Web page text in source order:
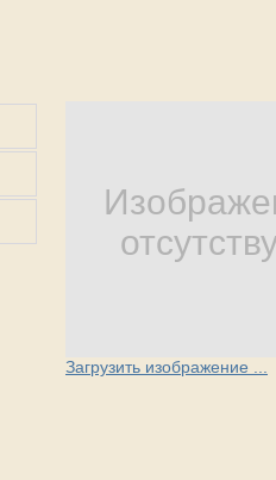
Загрузить изображение ...